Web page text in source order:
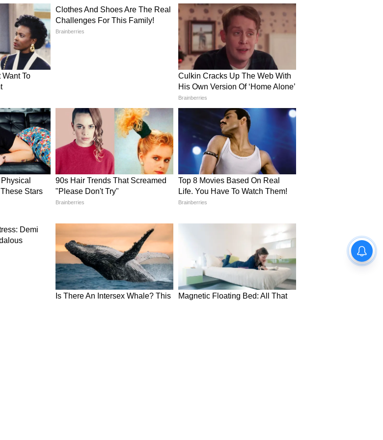
GT vs RR: টি-২০ ক্রিকেটে
বিশ্বরেকর্ড, দলকে আইপিএল
ফাইনালে তুলে নতুন উচ্চতায়
শুবমান-সুদর্শন
চ্যানেলে, ক্লিক করুন